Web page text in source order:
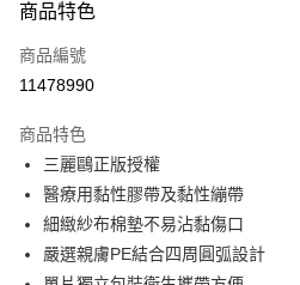
LINE Pay
Apple Pay
全盈+PAY
ATM付款
運送方式
商品特色
商品編號
11478990
商品特色
三麗鷗正版授權
醫療用黏性膠帶及黏性繃帶
細緻紗布棉墊不易沾黏傷口
嚴選親膚PE結合四周圓弧設計